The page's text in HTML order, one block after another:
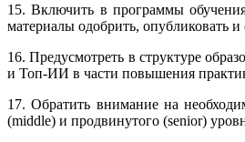
15. Включить в программы
материалы одобрить, опубликовать
16. Предусмотреть в структуре
и Топ-ИИ в части повышения
17. Обратить внимание на
(middle) и продвинутого (senior)